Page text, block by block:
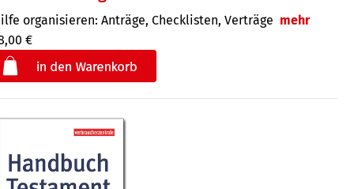
organisieren: Anträge, Checklisten, Verträge mehr
€